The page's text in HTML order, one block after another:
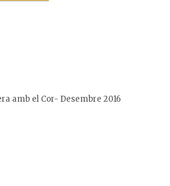
amb el Cor- Desembre 2016